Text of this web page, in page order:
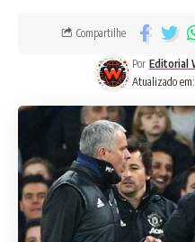
Atualizado
Por Editorial
Compartilhe